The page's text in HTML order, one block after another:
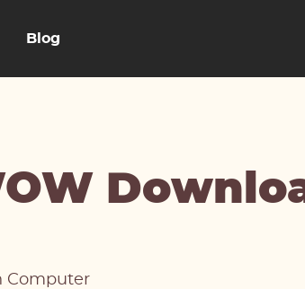
Blog
Computer